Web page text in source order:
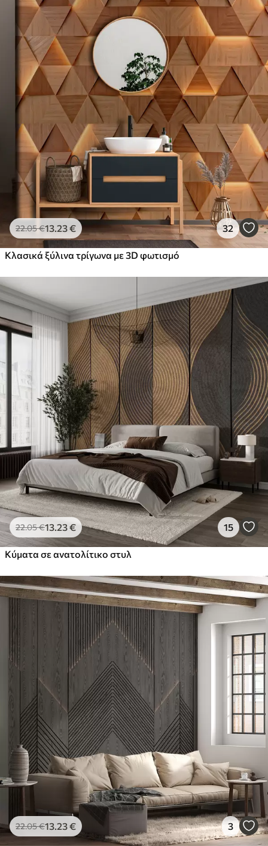
22.05€13 .23€ 32
Κλασικά ξύλινα τρίγωνα με 3D φωτισμό
22.05€13 .23€ 15
Κύματα σε ανατολίτικο στυλ
22.05€13 .23€ 3